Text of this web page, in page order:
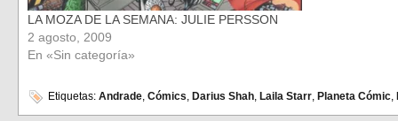
LA MOZA DE LA SEMANA: JULIE PERSSON
2 agosto, 2009
En «Sin categoría»
Etiquetas: Andrade, Cómics, Darius Shah, Laila Starr, Planeta Cómic,